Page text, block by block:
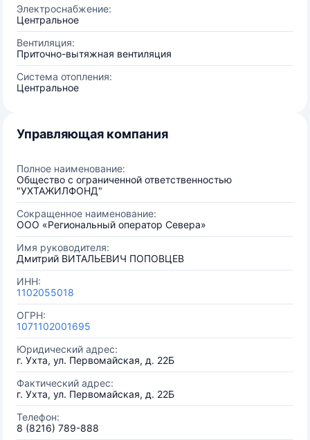
Электроснабжение:
Центральное
Вентиляция:
Приточно-вытяжная вентиляция
Система отопления:
Центральное
Управляющая компания
Полное наименование:
Общество с ограниченной ответственностью
"УХТАЖИЛФОНД"
Сокращенное наименование:
ООО «Региональный оператор Севера»
Имя руководителя:
Дмитрий ВИТАЛЬЕВИЧ ПОПОВЦЕВ
ИНН:
1102055018
ОГРН:
1071102001695
Юридический адрес:
г. Ухта, ул. Первомайская, д. 22Б
Фактический адрес:
г. Ухта, ул. Первомайская, д. 22Б
Телефон:
8 (8216) 789-888